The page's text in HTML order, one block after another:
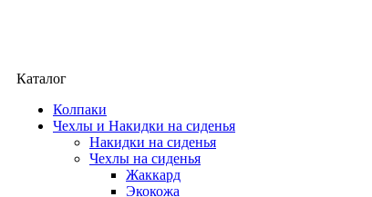
Каталог
Колпаки
Чехлы и Накидки на сиденья
Накидки на сиденья
Чехлы на сиденья
Жаккард
Экокожа